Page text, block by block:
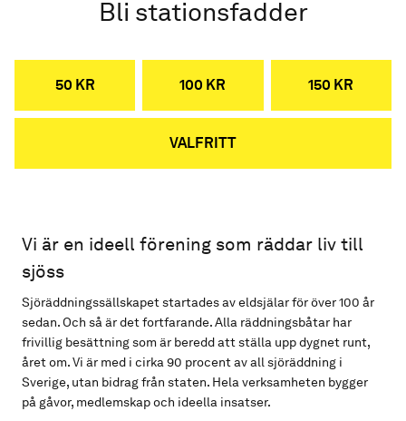
Bli stationsfadder
50 KR 100 KR 150 KR
VALFRITT
Vi är en ideell förening som räddar liv till
sjöss
Sjöräddningssällskapet startades av eldsjälar för över 100 år
sedan. Och så är det fortfarande. Alla räddningsbåtar har
frivillig besättning som är beredd att ställa upp dygnet runt,
året om. Vi är med i cirka 90 procent av all sjöräddning i
Sverige, utan bidrag från staten. Hela verksamheten bygger
på gåvor, medlemskap och ideella insatser.